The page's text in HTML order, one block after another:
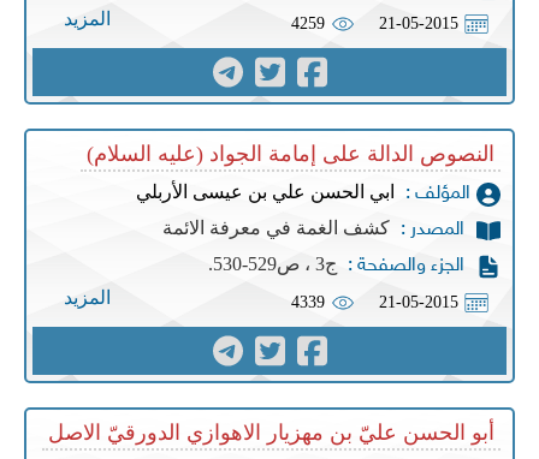
21-05-2015
4259 المزيد
النصوص الدالة على إمامة الجواد (عليه السلام)
المؤلف : ابي الحسن علي بن عيسى الأربلي
المصدر : كشف الغمة في معرفة الائمة
الجزء والصفحة : ج3 ، ص529-530.
21-05-2015
4339 المزيد
أبو الحسن عليّ بن مهزيار الاهوازي الدورقيّ الاصل